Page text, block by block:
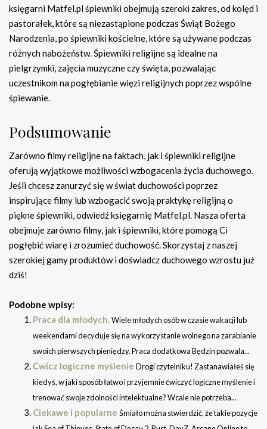
księgarni Matfel.pl śpiewniki obejmują szeroki zakres, od kolęd i
pastorałek, które są niezastąpione podczas Świąt Bożego
Narodzenia, po śpiewniki kościelne, które są używane podczas
różnych nabożeństw. Śpiewniki religijne są idealne na
pielgrzymki, zajęcia muzyczne czy święta, pozwalając
uczestnikom na pogłębianie więzi religijnych poprzez wspólne
śpiewanie.
Podsumowanie
Zarówno filmy religijne na faktach, jak i śpiewniki religijne
oferują wyjątkowe możliwości wzbogacenia życia duchowego.
Jeśli chcesz zanurzyć się w świat duchowości poprzez
inspirujące filmy lub wzbogacić swoją praktykę religijną o
piękne śpiewniki, odwiedź księgarnię Matfel.pl. Nasza oferta
obejmuje zarówno filmy, jak i śpiewniki, które pomogą Ci
pogłębić wiarę i zrozumieć duchowość. Skorzystaj z naszej
szerokiej gamy produktów i doświadcz duchowego wzrostu już
dziś!
Podobne wpisy:
Praca dla młodych.Wiele młodych osób w czasie wakacji lub
weekendami decyduje się na wykorzystanie wolnego na zarabianie
swoich pierwszych pieniędzy. Praca dodatkowa Będzin pozwala...
Ćwicz logiczne myślenie Drogi czytelniku! Zastanawiałeś się
kiedyś, w jaki sposób łatwo i przyjemnie ćwiczyć logiczne myślenie i
trenować swoje zdolności intelektualne? Wcale nie potrzeba...
Ciekawe i popularne Śmiało można stwierdzić, że takie pozycje